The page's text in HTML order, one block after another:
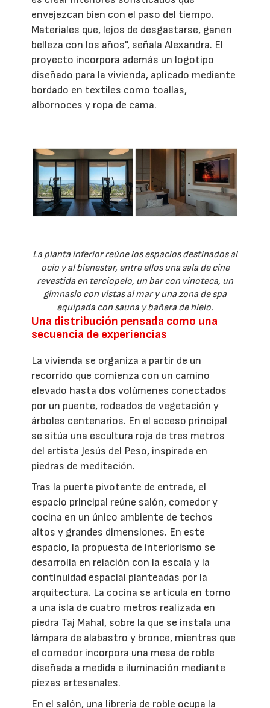
envejezcan bien con el paso del tiempo.
Materiales que, lejos de desgastarse, ganen
belleza con los años", señala Alexandra. El
proyecto incorpora además un logotipo
diseñado para la vivienda, aplicado mediante
bordado en textiles como toallas,
albornoces y ropa de cama.
La planta inferior reúne los espacios destinados al
ocio y al bienestar, entre ellos una sala de cine
revestida en terciopelo, un bar con vinoteca, un
gimnasio con vistas al mar y una zona de spa
equipada con sauna y bañera de hielo.
Una distribución pensada como una
secuencia de experiencias
La vivienda se organiza a partir de un
recorrido que comienza con un camino
elevado hasta dos volúmenes conectados
por un puente, rodeados de vegetación y
árboles centenarios. En el acceso principal
se sitúa una escultura roja de tres metros
del artista Jesús del Peso, inspirada en
piedras de meditación.
Tras la puerta pivotante de entrada, el
espacio principal reúne salón, comedor y
cocina en un único ambiente de techos
altos y grandes dimensiones. En este
espacio, la propuesta de interiorismo se
desarrolla en relación con la escala y la
continuidad espacial planteadas por la
arquitectura. La cocina se articula en torno
a una isla de cuatro metros realizada en
piedra Taj Mahal, sobre la que se instala una
lámpara de alabastro y bronce, mientras que
el comedor incorpora una mesa de roble
diseñada a medida e iluminación mediante
piezas artesanales.
En el salón, una librería de roble ocupa la